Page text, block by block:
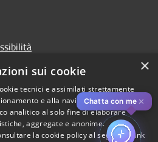
per l'anno 2025
Copyright © 2026 • Comune di
Chatta con me ✕
×
sui cookie
tecnici e assimilati strettamente
e alla navigazione del sito,
analitico al solo fine di elaborare
aggregate e anonime.
la cookie policy al seguente link